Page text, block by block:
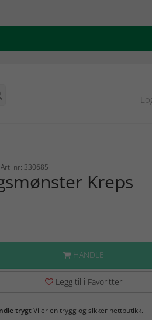
Art. nr: 330685
Kreps
HANDLE
Legg til i Favoritter
trygtVi er en trygg og sikker nettbutikk.